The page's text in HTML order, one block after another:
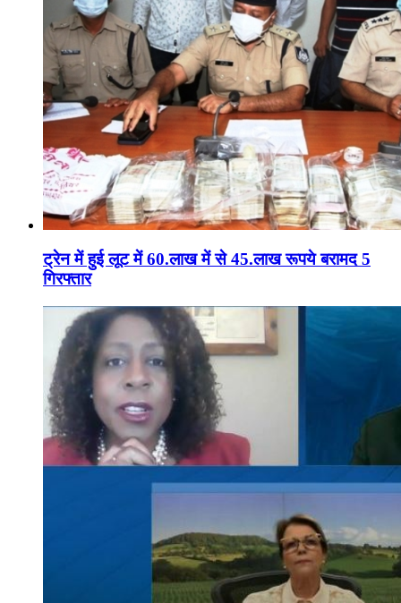
ट्रेन में हुई लूट में 60.लाख में से 45.लाख रूपये बरामद 5
गिरफ्तार